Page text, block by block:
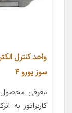
سوز یورو 4
معرفی محصول
کاربراتور به